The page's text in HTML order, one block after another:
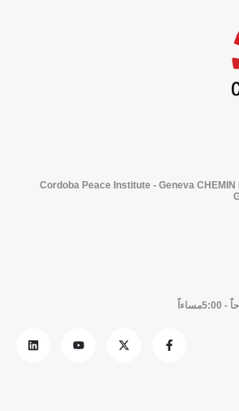
Cordoba Peace Institute - Geneva CHEMIN